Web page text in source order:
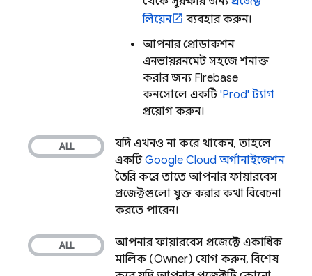
লিয়েন
ব্যবহার করুন।
আপনার প্রোডাকশন
এনভায়রনমেন্ট সহজে শনাক্ত
করার জন্য Firebase
কনসোলে একটি'Prod' ট্যাগ
প্রয়োগ করুন।
যদি এখনও না করে থাকেন, তাহলে
একটিGoogle Cloud অর্গানাইজেশন
তৈরি করে তাতে আপনার ফায়ারবেস
প্রজেক্টগুলো যুক্ত করার কথা বিবেচনা
করতে পারেন।
আপনার ফায়ারবেস প্রজেক্টে একাধিক
মালিক (Owner) যোগ করুন, বিশেষ